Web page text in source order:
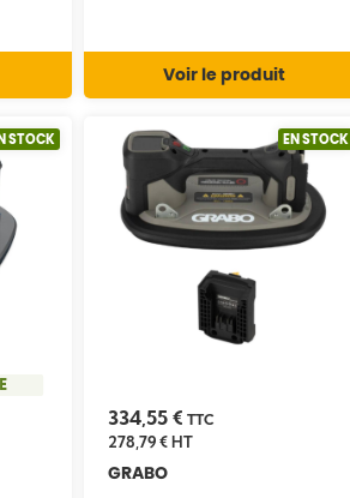
Voir le produit
STOCK EN STOCK
334,55 € TTC
278,79 €HT
GRABO